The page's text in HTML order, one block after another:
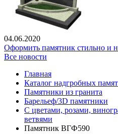
04.06.2020
Оформить памятник стильно и
Все новости
Главная
Каталог надгробных
Памятники из гранита
Барельеф/3D памятники
С цветами, розами,
ветвями
Памятник ВГФ590